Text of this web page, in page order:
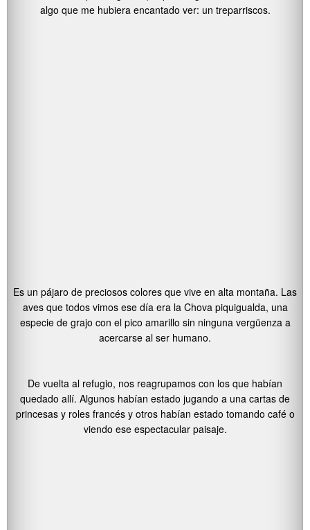
algo que me hubiera encantado ver: un treparriscos.
Es un pájaro de preciosos colores que vive en alta montaña. Las
aves que todos vimos ese día era la Chova piquigualda, una
especie de grajo con el pico amarillo sin ninguna vergüenza a
acercarse al ser humano.
De vuelta al refugio, nos reagrupamos con los que habían
quedado allí. Algunos habían estado jugando a una cartas de
princesas y roles francés y otros habían estado tomando café o
viendo ese espectacular paisaje.